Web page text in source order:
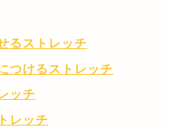
るストレッチ
つけるストレッチ
ッチ
レッチ